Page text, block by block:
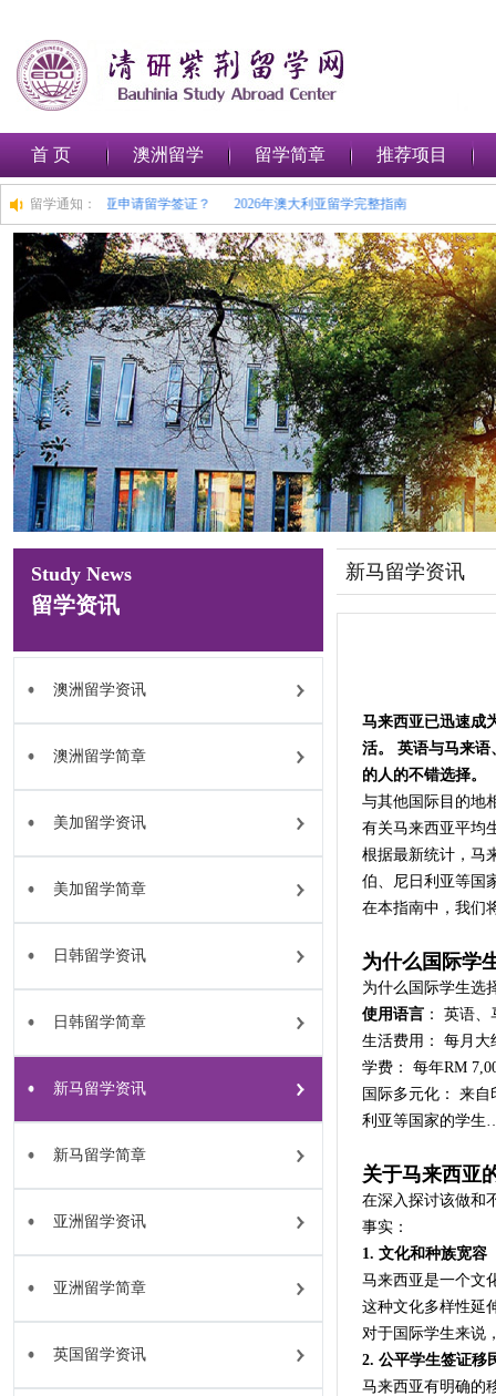
首 页 澳洲留学 留学简章 推荐项目
留学通知：
路 如何在澳大利亚申请留学签证？ 2026年澳大利亚留学完整指南
Study News
留学资讯
澳洲留学资讯
澳洲留学简章
美加留学资讯
美加留学简章
日韩留学资讯
日韩留学简章
新马留学资讯
新马留学简章
亚洲留学资讯
亚洲留学简章
英国留学资讯
新马留学资讯
马来西亚已迅速成
活。 英语与马来语
的人的不错选择。
与其他国际目的地
有关马来西亚平均
根据最新统计，马
伯、尼日利亚等
在本指南中，我们
为什么国际学
为什么国际学生选
使用语言 ： 英语
生活费用： 每月大
学费： 每年RM
国际多元化： 来
利亚等国家的学
关于马来西亚
在深入探讨该做和
事实：
1. 文化和种族宽容
马来西亚是一个文
这种文化多样性延
对于国际学生来说
2. 公平学生签证移
马来西亚有明确的